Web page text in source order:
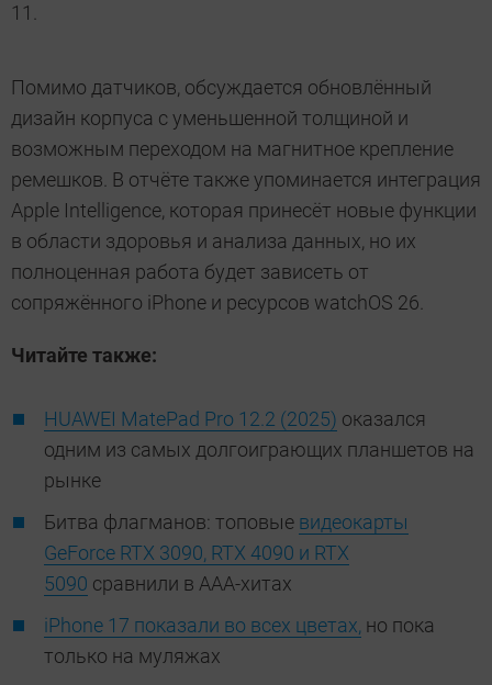
11.
Помимо датчиков, обсуждается обновлённый
дизайн корпуса с уменьшенной толщиной и
возможным переходом на магнитное крепление
ремешков. В отчёте также упоминается интеграция
Apple Intelligence, которая принесёт новые функции
в области здоровья и анализа данных, но их
полноценная работа будет зависеть от
сопряжённого iPhone и ресурсов watchOS 26.
Читайте также:
HUAWEI MatePad Pro 12.2 (2025) оказался
одним из самых долгоиграющих планшетов на
рынке
Битва флагманов: топовые видеокарты
GeForce RTX 3090, RTX 4090 и RTX
5090 сравнили в ААА-хитах
iPhone 17 показали во всех цветах, но пока
только на муляжах